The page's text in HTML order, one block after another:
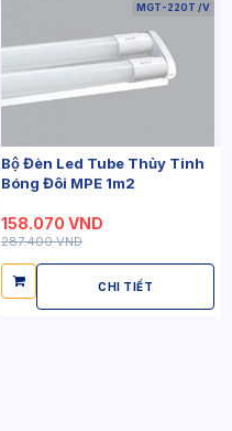
MGT-220T /V
Bộ Đèn Led Tube Thủy Tinh
Bóng Đôi MPE 1m2
158.070 VND
287.400 VND
CHI TIẾT